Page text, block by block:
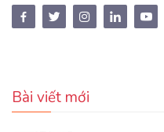
Bài viết mới